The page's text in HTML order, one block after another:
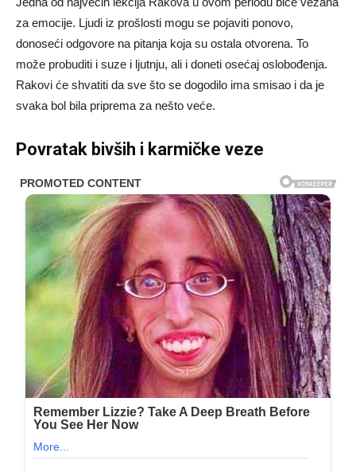
za emocije. Ljudi iz prošlosti mogu se pojaviti ponovo,
donoseći odgovore na pitanja koja su ostala otvorena. To
može probuditi i suze i ljutnju, ali i doneti osećaj oslobođenja.
Rakovi će shvatiti da sve što se dogodilo ima smisao i da je
svaka bol bila priprema za nešto veće.
Povratak bivših i karmičke veze